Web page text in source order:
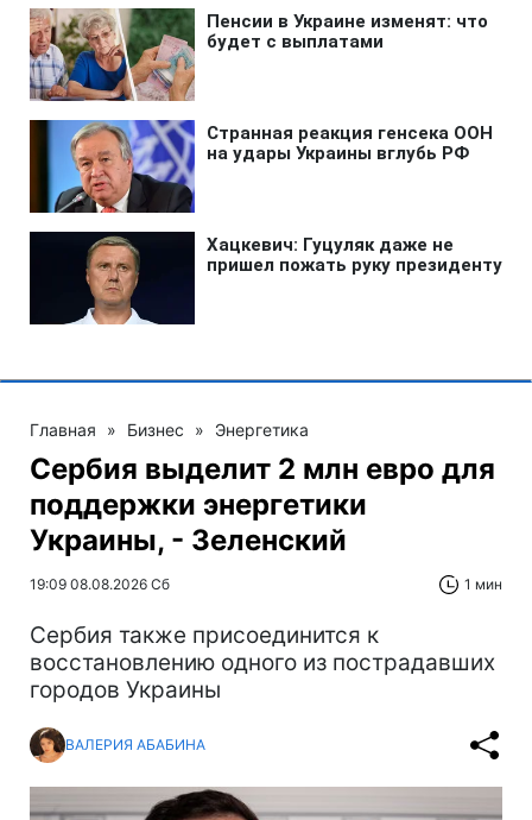
Главная » Бизнес » Энергетика
Сербия выделит 2 млн евро для
поддержки энергетики
Украины, - Зеленский
19:09 08.08.2026 Сб 1 мин
Сербия также присоединится к
восстановлению одного из пострадавших
городов Украины
ВАЛЕРИЯ АБАБИНА